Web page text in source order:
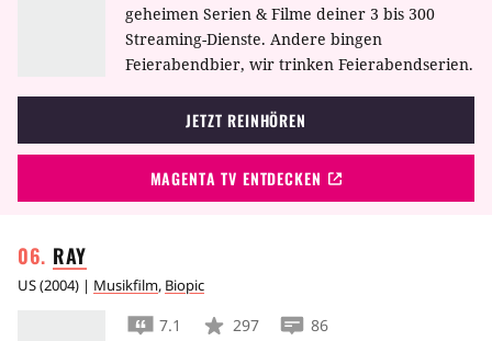
geheimen Serien & Filme deiner 3 bis 300
Streaming-Dienste. Andere bingen
Feierabendbier, wir trinken Feierabendserien.
JETZT REINHÖREN
MAGENTA TV ENTDECKEN
RAY
US(2004) | Musikfilm, Biopic
7.1 297 86